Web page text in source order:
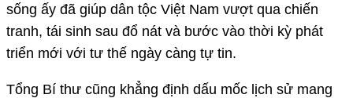
sống ấy đã giúp dân tộc Việt Nam vượt qua chiến
tranh, tái sinh sau đổ nát và bước vào thời kỳ phát
triển mới với tư thế ngày càng tự tin.
Tổng Bí thư cũng khẳng định dấu mốc lịch sử mang